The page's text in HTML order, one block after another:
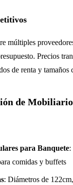
múltiples
Precios
de renta y tamaños
de Mobiliario
para Banquete:
comidas y buffets
: Diámetros de